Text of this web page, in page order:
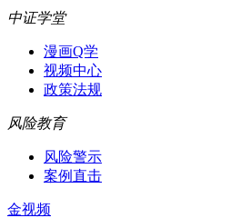
中证学堂
漫画Q学
视频中心
政策法规
风险教育
风险警示
案例直击
金视频